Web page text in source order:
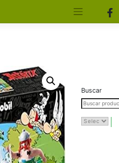
Buscar